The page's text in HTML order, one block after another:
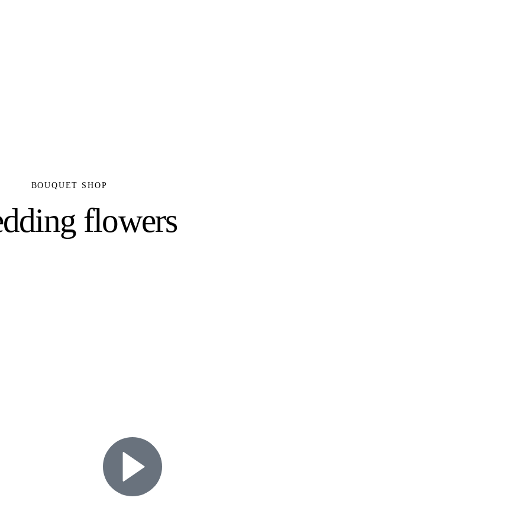
BOUQUET SHOP
flowers